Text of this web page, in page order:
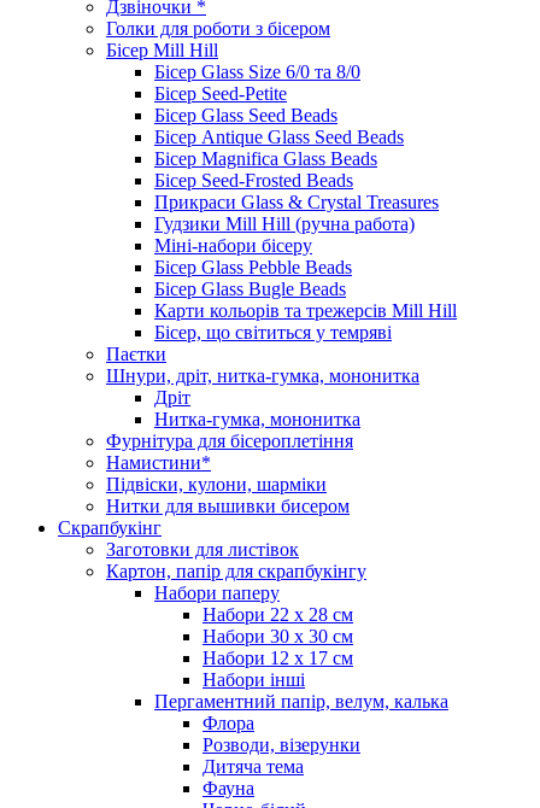
Дзвіночки *
Голки для роботи з бісером
Бісер Mill Hill
Бісер Glass Size 6/0 та 8/0
Бісер Seed-Petite
Бісер Glass Seed Beads
Бісер Antique Glass Seed Beads
Бісер Magnifica Glass Beads
Бісер Seed-Frosted Beads
Прикраси Glass & Crystal Treasures
Гудзики Mill Hill (ручна работа)
Міні-набори бісеру
Бісер Glass Pebble Beads
Бісер Glass Bugle Beads
Карти кольорів та трежерсів Mill Hill
Бісер, що світиться у темряві
Паєтки
Шнури, дріт, нитка-гумка, мононитка
Дріт
Нитка-гумка, мононитка
Фурнітура для бісероплетіння
Намистини*
Підвіски, кулони, шарміки
Нитки для вышивки бисером
Скрапбукінг
Заготовки для листівок
Картон, папір для скрапбукінгу
Набори паперу
Набори 22 х 28 см
Набори 30 х 30 см
Набори 12 х 17 см
Набори інші
Пергаментний папір, велум, калька
Флора
Розводи, візерунки
Дитяча тема
Фауна